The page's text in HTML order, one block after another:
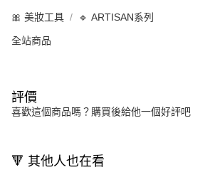
🎀 美妝工具 🔹 ARTISAN系列
全站商品
評價
喜歡這個商品嗎？購買後給他一個好評吧
🔻 其他人也在看